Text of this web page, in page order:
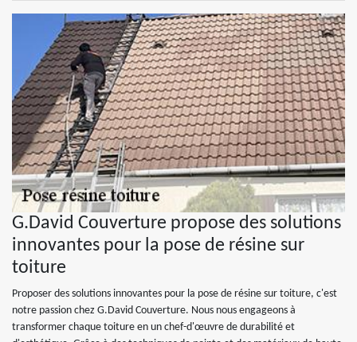
G.David Couverture propose des solutions
innovantes pour la pose de résine sur
toiture
Proposer des solutions innovantes pour la pose de résine sur toiture, c'est
notre passion chez G.David Couverture. Nous nous engageons à
transformer chaque toiture en un chef-d'œuvre de durabilité et